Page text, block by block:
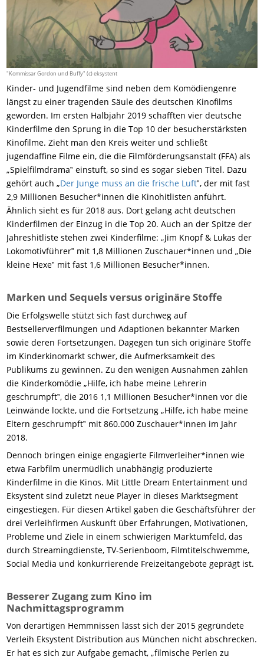
"Kommissar Gordon und Buffy" (c) eksystent
Kinder- und Jugendfilme sind neben dem Komödiengenre
längst zu einer tragenden Säule des deutschen Kinofilms
geworden. Im ersten Halbjahr 2019 schafften vier deutsche
Kinderfilme den Sprung in die Top 10 der besucherstärksten
Kinofilme. Zieht man den Kreis weiter und schließt
jugendaffine Filme ein, die die Filmförderungsanstalt (FFA) als
„Spielfilmdrama‟ einstuft, so sind es sogar sieben Titel. Dazu
gehört auch „Der Junge muss an die frische Luft‟, der mit fast
2,9 Millionen Besucher*innen die Kinohitlisten anführt.
Ähnlich sieht es für 2018 aus. Dort gelang acht deutschen
Kinderfilmen der Einzug in die Top 20. Auch an der Spitze der
Jahreshitliste stehen zwei Kinderfilme: „Jim Knopf & Lukas der
Lokomotivführer‟ mit 1,8 Millionen Zuschauer*innen und „Die
kleine Hexe‟ mit fast 1,6 Millionen Besucher*innen.
Marken und Sequels versus originäre Stoffe
Die Erfolgswelle stützt sich fast durchweg auf
Bestsellerverfilmungen und Adaptionen bekannter Marken
sowie deren Fortsetzungen. Dagegen tun sich originäre Stoffe
im Kinderkinomarkt schwer, die Aufmerksamkeit des
Publikums zu gewinnen. Zu den wenigen Ausnahmen zählen
die Kinderkomödie „Hilfe, ich habe meine Lehrerin
geschrumpft‟, die 2016 1,1 Millionen Besucher*innen vor die
Leinwände lockte, und die Fortsetzung „Hilfe, ich habe meine
Eltern geschrumpft‟ mit 860.000 Zuschauer*innen im Jahr
2018.
Dennoch bringen einige engagierte Filmverleiher*innen wie
etwa Farbfilm unermüdlich unabhängig produzierte
Kinderfilme in die Kinos. Mit Little Dream Entertainment und
Eksystent sind zuletzt neue Player in dieses Marktsegment
eingestiegen. Für diesen Artikel gaben die Geschäftsführer der
drei Verleihfirmen Auskunft über Erfahrungen, Motivationen,
Probleme und Ziele in einem schwierigen Marktumfeld, das
durch Streamingdienste, TV-Serienboom, Filmtitelschwemme,
Social Media und konkurrierende Freizeitangebote geprägt ist.
Besserer Zugang zum Kino im
Nachmittagsprogramm
Von derartigen Hemmnissen lässt sich der 2015 gegründete
Verleih Eksystent Distribution aus München nicht abschrecken.
Er hat es sich zur Aufgabe gemacht, „filmische Perlen zu